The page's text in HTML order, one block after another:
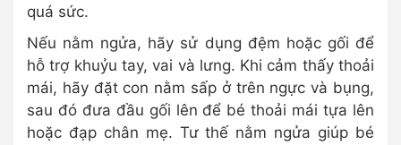
quá sức.
Nếu nằm ngửa, hãy sử dụng đệm hoặc gối để
hỗ trợ khuỷu tay, vai và lưng. Khi cảm thấy thoải
mái, hãy đặt con nằm sấp ở trên ngực và bụng,
sau đó đưa đầu gối lên để bé thoải mái tựa lên
hoặc đạp chân mẹ. Tư thế nằm ngửa giúp bé